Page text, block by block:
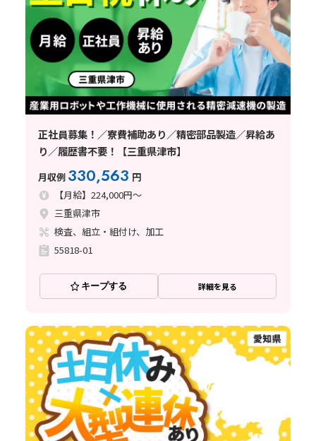
正社員募集！／寮費補助あり／精密部品製造／昇給あ
り／履歴書不要！【三重県津市】
月収例 330,563 円
【月給】224,000円～
三重県津市
検査、組立・組付け、加工
55818-01
キープする 詳細を見る